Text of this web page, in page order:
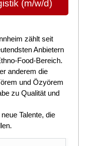
(m/w/d)
zählt seit
Anbietern
Food-Bereich.
anderem die
und Özyörem
zu Qualität und
Talente, die